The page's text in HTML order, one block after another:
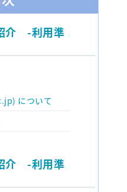
介 -利用準
について
介 -利用準